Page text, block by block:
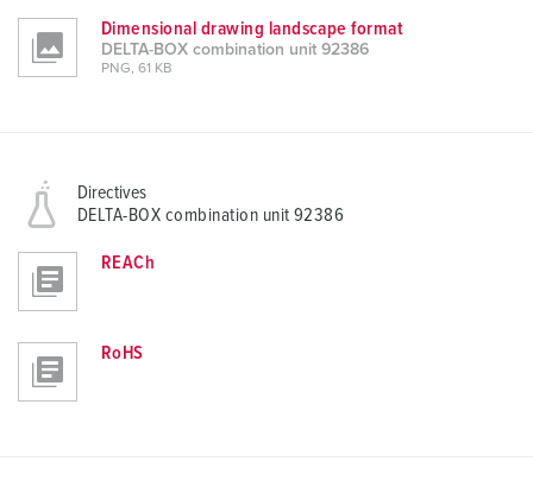
Dimensional drawing landscape format
DELTA-BOX combination unit 92386
PNG, 61 KB
Directives
DELTA-BOX combination unit 92386
REACh
RoHS